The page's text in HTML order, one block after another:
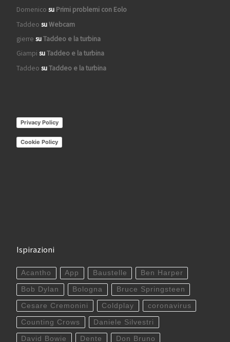
Domenico su Primi problemi con Eolo
Taddeo suWebcam
gierre suTaddeo e la turbina
Giampi suTaddeo e la turbina
Taddeo suTaddeo e la turbina
Privacy Policy
Cookie Policy
Ispirazioni
Acantho App Baustelle Ben Harper
Bob Dylan Bologna Bruce Springsteen
Cesare Cremonini Coldplay coronavirus
Counting Crows Daniele Silvestri
David Bowie Dente Don Bruno